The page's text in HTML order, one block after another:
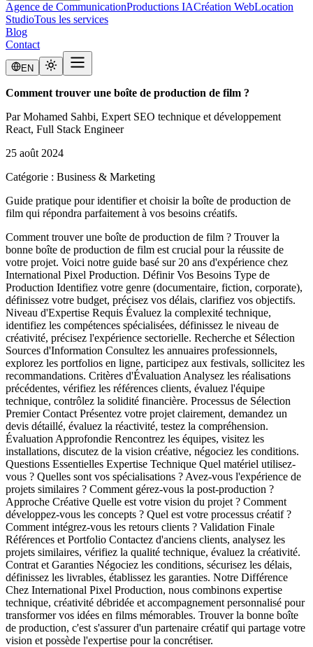
Agence de CommunicationProductions IACréation WebLocation
StudioTous les services
Blog
Contact
EN
Comment trouver une boîte de production de film ?
Par Mohamed Sahbi, Expert SEO technique et développement
React, Full Stack Engineer
25 août 2024
Catégorie : Business & Marketing
Guide pratique pour identifier et choisir la boîte de production de
film qui répondra parfaitement à vos besoins créatifs.
Comment trouver une boîte de production de film ? Trouver la
bonne boîte de production de film est crucial pour la réussite de
votre projet. Voici notre guide basé sur 20 ans d'expérience chez
International Pixel Production. Définir Vos Besoins Type de
Production Identifiez votre genre (documentaire, fiction, corporate),
définissez votre budget, précisez vos délais, clarifiez vos objectifs.
Niveau d'Expertise Requis Évaluez la complexité technique,
identifiez les compétences spécialisées, définissez le niveau de
créativité, précisez l'expérience sectorielle. Recherche et Sélection
Sources d'Information Consultez les annuaires professionnels,
explorez les portfolios en ligne, participez aux festivals, sollicitez les
recommandations. Critères d'Évaluation Analysez les réalisations
précédentes, vérifiez les références clients, évaluez l'équipe
technique, contrôlez la solidité financière. Processus de Sélection
Premier Contact Présentez votre projet clairement, demandez un
devis détaillé, évaluez la réactivité, testez la compréhension.
Évaluation Approfondie Rencontrez les équipes, visitez les
installations, discutez de la vision créative, négociez les conditions.
Questions Essentielles Expertise Technique Quel matériel utilisez-
vous ? Quelles sont vos spécialisations ? Avez-vous l'expérience de
projets similaires ? Comment gérez-vous la post-production ?
Approche Créative Quelle est votre vision du projet ? Comment
développez-vous les concepts ? Quel est votre processus créatif ?
Comment intégrez-vous les retours clients ? Validation Finale
Références et Portfolio Contactez d'anciens clients, analysez les
projets similaires, vérifiez la qualité technique, évaluez la créativité.
Contrat et Garanties Négociez les conditions, sécurisez les délais,
définissez les livrables, établissez les garanties. Notre Différence
Chez International Pixel Production, nous combinons expertise
technique, créativité débridée et accompagnement personnalisé pour
transformer vos idées en films mémorables. Trouver la bonne boîte
de production, c'est s'assurer d'un partenaire créatif qui partage votre
vision et possède l'expertise pour la concrétiser.